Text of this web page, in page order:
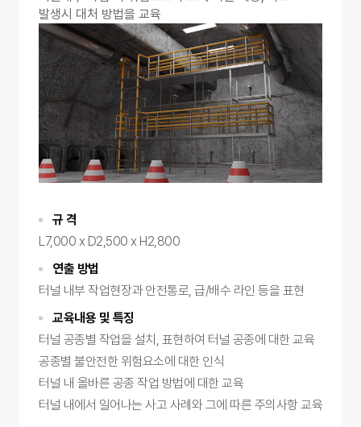
발생시 대처 방법을 교육
규 격
L7,000 x D2,500 x H2,800
연출 방법
터널 내부 작업현장과 안전통로, 급/배수 라인 등을 표현
교육내용 및 특징
터널 공종별 작업을 설치, 표현하여 터널 공종에 대한 교육
공종별 불안전한 위험요소에 대한 인식
터널 내 올바른 공종 작업 방법에 대한 교육
터널 내에서 일어나는 사고 사례와 그에 따른 주의사항 교육